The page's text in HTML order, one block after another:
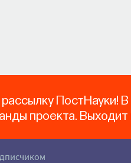
ПостНауки!
проекта.